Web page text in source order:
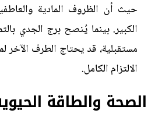
حيث أن الظروف المادية
الكبير. بينما يُنصح برج الجدي
مستقبلية، قد يحتاج الطرف الآخر
الالتزام الكامل.
الصحة والطاقة